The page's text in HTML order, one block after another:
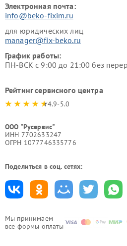
Мы принимаем
все формы оплаты
Электронная почта:
info@beko-fixim.ru
для юридических лиц
manager@fix-beko.ru
График работы:
ПН-ВСК с 9:00 до 21:00 без
Рейтинг сервисного центра
4.9-5.0
ООО "Русервис"
ИНН 7702633247
ОГРН 1077746335776
Поделиться в соц. сетях: